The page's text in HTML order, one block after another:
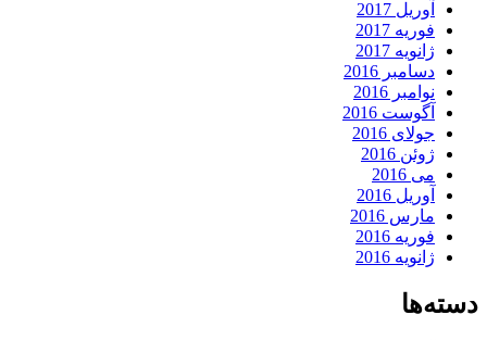
آوریل 2017
فوریه 2017
ژانویه 2017
دسامبر 2016
نوامبر 2016
آگوست 2016
جولای 2016
ژوئن 2016
می 2016
آوریل 2016
مارس 2016
فوریه 2016
ژانویه 2016
دسته‌ها